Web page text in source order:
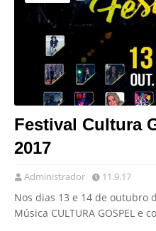
Festival Cultura
2017
Administrador 11.9.17
Nos dias 13 e 14 de outubro
Música CULTURA GOSPEL